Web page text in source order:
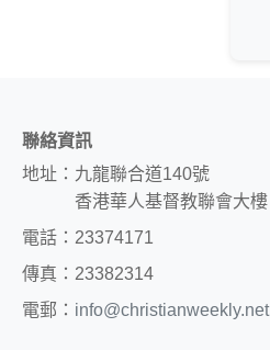
聯絡資訊
地址：九龍聯合道140號
香港華人基督教聯會大樓
電話：23374171
傳真：23382314
電郵： info@christianweekly.net